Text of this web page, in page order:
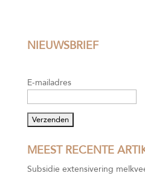
NIEUWSBRIEF
E-mailadres
MEEST RECENTE
Subsidie extensivering